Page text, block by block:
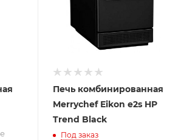
Печь комбинированная
Merrychef Еikon e2s HP
Trend Black
Под заказ